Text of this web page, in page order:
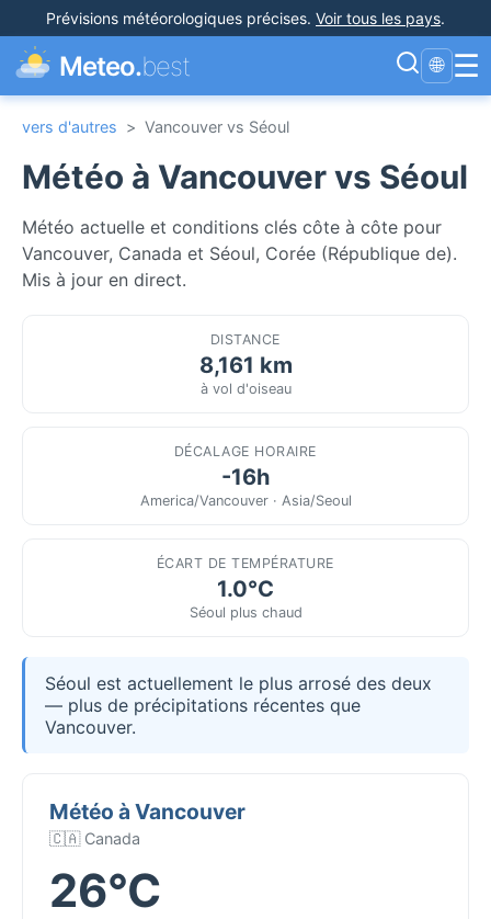
Prévisions météorologiques précises. Voir tous les pays.
Meteo.best 🌐 ☰
vers d'autres > Vancouver vs Séoul
Météo à Vancouver vs Séoul
Météo actuelle et conditions clés côte à côte pour
Vancouver, Canada et Séoul, Corée (République de).
Mis à jour en direct.
DISTANCE
8,161 km
à vol d'oiseau
DÉCALAGE HORAIRE
-16h
America/Vancouver · Asia/Seoul
ÉCART DE TEMPÉRATURE
1.0°C
Séoul plus chaud
Séoul est actuellement le plus arrosé des deux
— plus de précipitations récentes que
Vancouver.
Météo à Vancouver
🇨🇦 Canada
26°C